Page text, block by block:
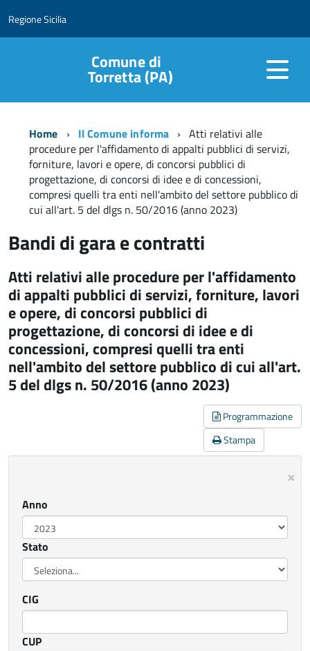
Regione Sicilia
Comune di
Torretta (PA)
Home Il Comune informa
Atti relativi alle
procedure per l'affidamento di appalti pubblici di servizi,
forniture, lavori e opere, di concorsi pubblici di
progettazione, di concorsi di idee e di concessioni,
compresi quelli tra enti nell'ambito del settore pubblico di
cui all'art. 5 del dlgs n. 50/2016 (anno 2023)
Bandi di gara e contratti
Atti relativi alle procedure per l'affidamento
di appalti pubblici di servizi, forniture, lavori
e opere, di concorsi pubblici di
progettazione, di concorsi di idee e di
concessioni, compresi quelli tra enti
nell'ambito del settore pubblico di cui all'art.
5 del dlgs n. 50/2016 (anno 2023)
Programmazione
Stampa
×
Anno
Stato
CIG
CUP